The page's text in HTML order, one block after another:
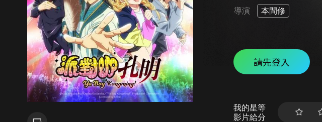
導演 本間修
請先登入
我的星等
影片給分